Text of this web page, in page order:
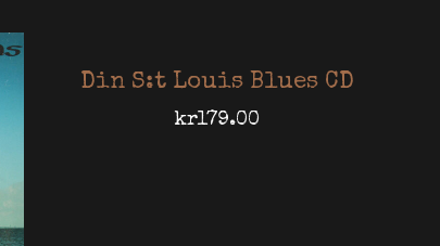
Din S:t Louis Blues CD
kr179.00